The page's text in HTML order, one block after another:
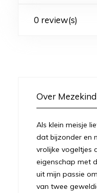
0 review(s)
Over Mezekind
Als klein meisje
dat bijzonder en
vrolijke vogeltjes
eigenschap met
uit mijn passie
van twee